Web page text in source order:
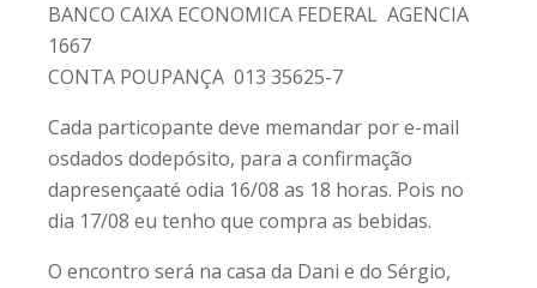
BANCO CAIXA ECONOMICA FEDERAL AGENCIA
1667
CONTA POUPANÇA 013 35625-7
Cada particopante deve memandar por e-mail
osdados dodepósito, para a confirmação
dapresençaaté odia 16/08 as 18 horas. Pois no
dia 17/08 eu tenho que compra as bebidas.
O encontro será na casa da Dani e do Sérgio,